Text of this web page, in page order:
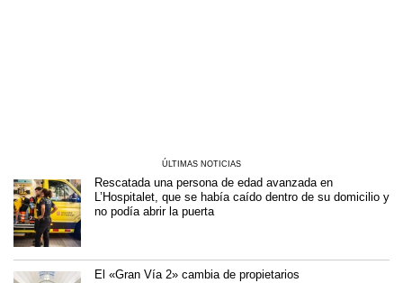
ÚLTIMAS NOTICIAS
Rescatada una persona de edad avanzada en
L’Hospitalet, que se había caído dentro de su domicilio y
no podía abrir la puerta
El «Gran Vía 2» cambia de propietarios